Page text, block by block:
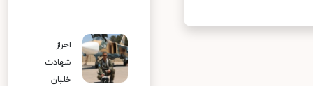
احراز
شهادت
خلبان